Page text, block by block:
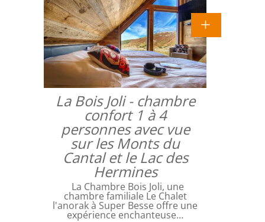
La Bois Joli - chambre
confort 1 à 4
personnes avec vue
sur les Monts du
Cantal et le Lac des
Hermines
La Chambre Bois Joli, une
chambre familiale Le Chalet
l'anorak à Super Besse offre une
expérience enchanteuse…